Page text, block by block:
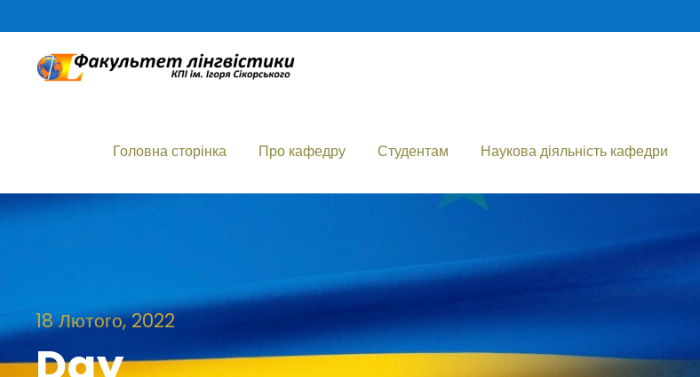
Головна сторінка Про кафедру Студентам Наукова діяльність кафедри
18 Лютого, 2022